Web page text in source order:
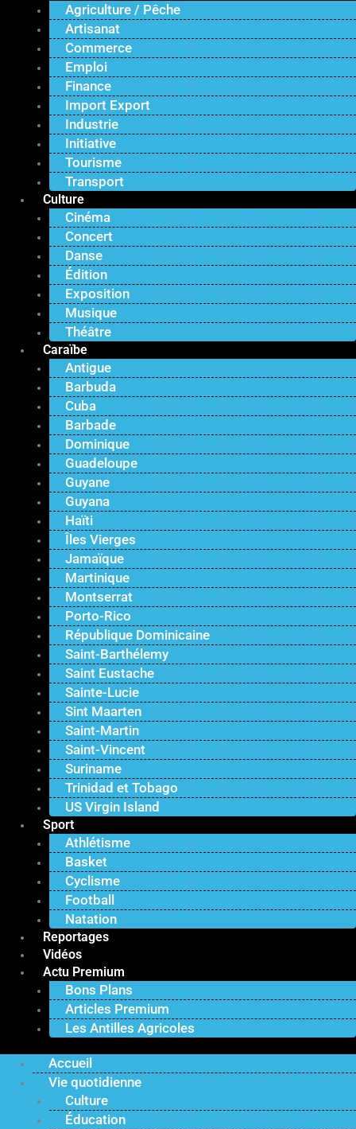
Agriculture / Pêche
Artisanat
Commerce
Emploi
Finance
Import Export
Industrie
Initiative
Tourisme
Transport
Culture
Cinéma
Concert
Danse
Édition
Exposition
Musique
Théâtre
Caraïbe
Antigue
Barbuda
Cuba
Barbade
Dominique
Guadeloupe
Guyane
Guyana
Haïti
Îles Vierges
Jamaïque
Martinique
Montserrat
Porto-Rico
République Dominicaine
Saint-Barthélemy
Saint Eustache
Sainte-Lucie
Sint Maarten
Saint-Martin
Saint-Vincent
Suriname
Trinidad et Tobago
US Virgin Island
Sport
Athlétisme
Basket
Cyclisme
Football
Natation
Reportages
Vidéos
Actu Premium
Bons Plans
Articles Premium
Les Antilles Agricoles
Accueil
Vie quotidienne
Culture
Éducation